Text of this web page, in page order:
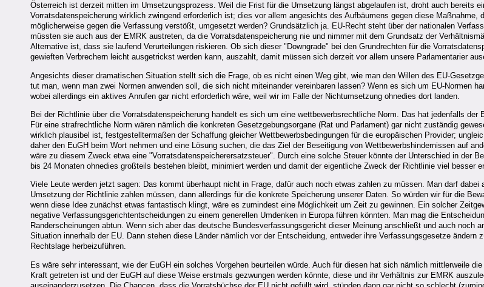
Österreich ist derzeit mitten im Umsetzungsprozess. Weil die Frist für die Umsetzung längst abgelaufen ist, droht auch bereits
Vorratsdatenspeicherung wirklich zwingend erforderlich ist; dies vor allem angesichts des Aufbäumens gegen diese
möglicherweise gegen die Verfassung verstößt, umgesetzt werden? Grundsätzlich ja. EU-Recht steht über der nationalen
müssten sie auch aus der EMRK austreten, da die Vorratsdatenspeicherung nie und nimmer mit dem Grundsatz der
Alternative ist, dass sie laufend Verurteilungen riskieren. Ob sich dieser "Downgrade" bei den Grundrechten für die
gewieften Verbrechern leicht ausgetrickst werden kann, auszahlt, damit müssen sich derzeit vor allem unsere Parlamentarier
Angesichts dieser dramatischen Situation stellt sich die Frage, ob es nicht einen Weg gibt, wie man den Willen des EU-
tut man, wenn man zwei Normen anwenden soll, die sich nicht miteinander vereinbaren lassen? Wenn es sich um EU-Normen
wobei allerdings ein aktives Anrufen gar nicht erforderlich wäre, weil wir im Falle der Nichtumsetzung ohnedies dort landen.
Bei der Richtlinie über die Vorratsdatenspeicherung handelt es sich um eine wettbewerbsrechtliche Norm. Das hat jedenfalls
Für eine strafrechtliche Norm wären nämlich die konkreten Gesetzgebungsorgane (Rat und Parlament) gar nicht zuständig
wirklich plausibel ist, festgestelltermaßen der Schaffung gleicher Wettbewerbsbedingungen für die europäischen Provider;
daher den EuGH beim Wort nehmen und eine Lösung suchen, die das Ziel der Beseitigung von Wettbewerbshindernissen auf
wäre zu diesem Zweck etwa eine "Vorratsdatenspeicherersatzsteuer". Durch eine solche Steuer könnte der Unterschied in der
bis 24 Monaten ohnedies großteils bestehen bleibt, minimiert werden und damit der eigentliche Zweck der Richtlinie viel besser
Viele Leute werden jetzt sagen: Das kommt überhaupt nicht in Frage, dafür auch noch etwas zahlen zu müssen. Man darf
Umsetzung der Richtlinie zahlen müssen, dann allerdings für die konkrete Speicherung unserer Daten. So würden wir für die
wenn diese Idee zunächst etwas fantastisch klingt, wäre es zumindest eine Möglichkeit um Zeit zu gewinnen. Ein solcher
negative Verfassungsgerichtentscheidungen zu einem generellen Umdenken in Europa führen könnten. Man mag die
Randerscheinungen abtun. Wenn sich aber das deutsche Bundesverfassungsgericht dieser Meinung anschließt und auch noch
Situation innerhalb der EU. Dann stehen diese Länder nämlich vor der Entscheidung, entweder ihre Verfassungsgesetze
Rechtslage herbeizuführen.
Es wäre sehr interessant, wie der EuGH ein solches Vorgehen beurteilen würde. Auch für diesen hat sich nämlich mittlerweile
Kraft getreten ist und der EuGH auf diese Weise erstmals gezwungen werden könnte, diese und ihr Verhältnis zur EMRK